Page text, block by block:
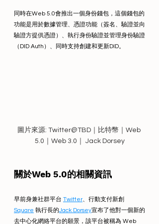
同時在Web 5.0會推出一個身份錢包，這個錢包的
功能是用於數據管理、憑證功能（簽名、驗證並向
驗證方提供憑證）、執行身份驗證並管理身份驗證
（DID Auth）、同時支持創建和更新DID。
圖片來源: Twitter@TBD｜比特幣｜Web
5.0｜Web 3.0｜ Jack Dorsey
關於Web 5.0的相關資訊
早前身兼社群平台 Twitter、行動支付新創
Square 執行長的Jack Dorsey宣布了他對一個新的
去中心化網絡平台的願景，該平台被稱為 Web